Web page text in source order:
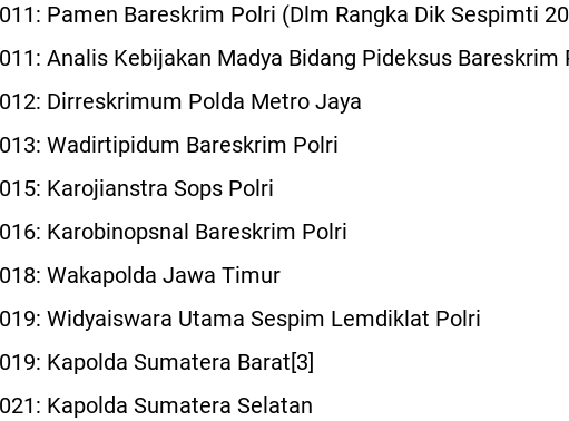
Pamen Bareskrim Polri (Dlm Rangka Dik Sespimti
Analis Kebijakan Madya Bidang Pideksus Bareskrim
Dirreskrimum Polda Metro Jaya
Wadirtipidum Bareskrim Polri
Karojianstra Sops Polri
Karobinopsnal Bareskrim Polri
Wakapolda Jawa Timur
Widyaiswara Utama Sespim Lemdiklat Polri
Kapolda Sumatera Barat[3]
Kapolda Sumatera Selatan